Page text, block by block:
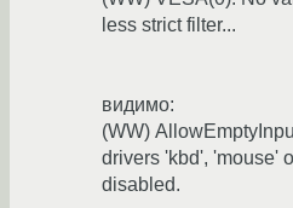
less strict filter...
видимо:
(WW)
drivers 'kbd', 'mouse'
disabled.